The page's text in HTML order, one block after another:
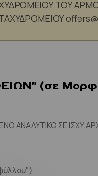
ΤΟΥ
(σε Μορφή
ΑΝΑΛΥΤΙΚΟ ΣΕ ΙΣΧΥ